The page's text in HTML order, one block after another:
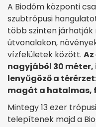
A Biodóm központi
szubtrópusi
több szinten
útvonalakon,
vízfelületek között.
nagyjából 30
lenyűgöző a
magát a hatalmas,
Mintegy 13 ezer
telepítenek majd a